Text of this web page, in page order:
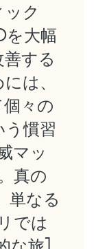
ク
を大幅
する
は、
々の
慣習
マッ
真の
単なる
では